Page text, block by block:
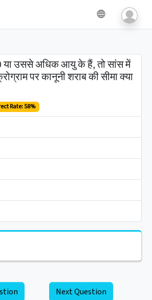
या उससे अधिक आयु के हैं, तो सांस में
पर कानूनी शराब की सीमा क्या
Rate: 58%
Next Question